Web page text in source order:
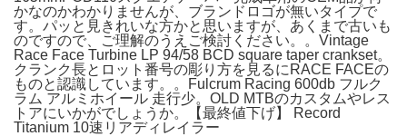
かなのかわかりませんが、ブランドロゴが無いタイプで
す。パッと見きれいな方かと思いますが、あくまで古いも
のですので、ご理解のうえご検討ください。。Vintage
Race Face Turbine LP 94/58 BCD square taper crankset。
クランク長とロット番号の彫り方を見るにRACE FACEの
ものと認識しています。。Fulcrum Racing 600db フルク
ラム アルミホイール 走行少。OLD MTBのカスタムやレス
トアにいかがでしょうか。【最終値下げ】 Record
Titanium 10速リアディレイラー